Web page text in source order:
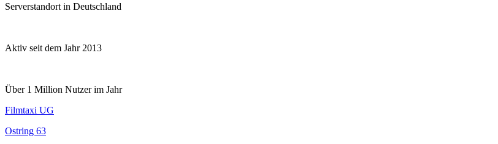
Serverstandort in Deutschland
Aktiv seit dem Jahr 2013
Über 1 Million Nutzer im Jahr
Filmtaxi UG
Ostring 63